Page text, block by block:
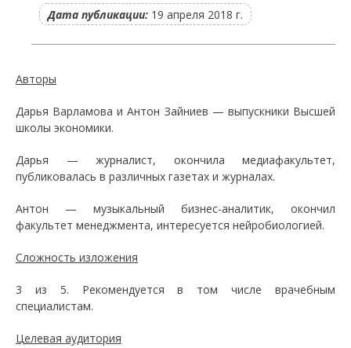
Дата публикации: 19 апреля 2018 г.
Авторы
Дарья Варламова и Антон Зайниев — выпускники Высшей
школы экономики.
Дарья — журналист, окончила медиафакультет,
публиковалась в различных газетах и журналах.
Антон — музыкальный бизнес-аналитик, окончил
факультет менеджмента, интересуется нейробиологией.
Сложность изложения
3 из 5. Рекомендуется в том числе врачебным
специалистам.
Целевая аудитория